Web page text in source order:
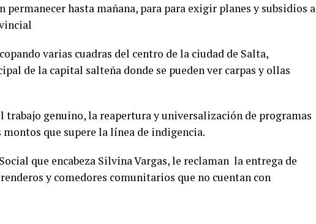
hasta mañana, para para exigir planes y subsidios a
varias cuadras del centro de la ciudad de Salta,
de la capital salteña donde se pueden ver carpas y ollas
trabajo genuino, la reapertura y universalización de programas
que supere la línea de indigencia.
que encabeza Silvina Vargas, le reclaman la entrega de
y comedores comunitarios que no cuentan con